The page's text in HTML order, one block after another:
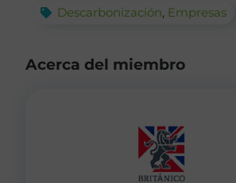
Descarbonización, Empresas
Acerca del miembro